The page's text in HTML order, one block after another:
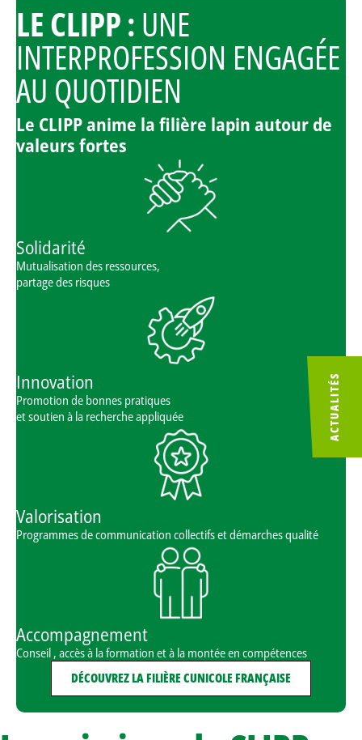
LE CLIPP :UNE
INTERPROFESSION ENGAGÉE
AU QUOTIDIEN
Le CLIPP anime la filière lapin autour de
valeurs fortes
Solidarité
Mutualisation des ressources,
partage des risques
Innovation
Promotion de bonnes pratiques
et soutien à la recherche appliquée
Valorisation
Programmes de communication collectifs et démarches qualité
Accompagnement
Conseil , accès à la formation et à la montée en compétences
DÉCOUVREZ LA FILIÈRE CUNICOLE FRANÇAISE
ACTUALITÉS